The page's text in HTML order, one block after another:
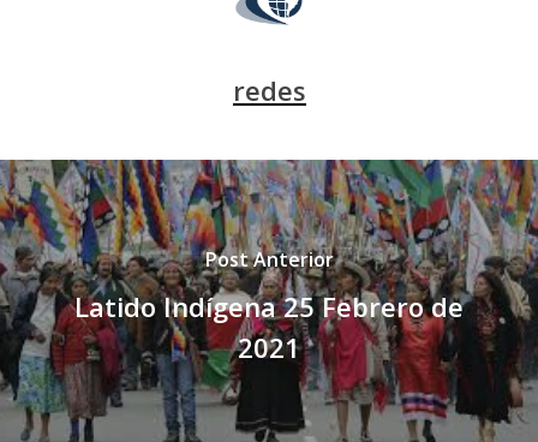
redes
Post Anterior
Latido Indígena 25 Febrero de
2021